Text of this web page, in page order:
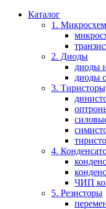
Каталог
1.
2. Диоды
диоды
диоды
3.
4.
ЧИП
5. Резисторы